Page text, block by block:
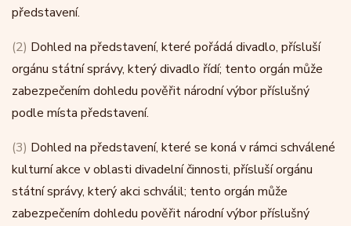
představení.
(2) Dohled na představení, které pořádá divadlo, přísluší
orgánu státní správy, který divadlo řídí; tento orgán může
zabezpečením dohledu pověřit národní výbor příslušný
podle místa představení.
(3) Dohled na představení, které se koná v rámci schválené
kulturní akce v oblasti divadelní činnosti, přísluší orgánu
státní správy, který akci schválil; tento orgán může
zabezpečením dohledu pověřit národní výbor příslušný